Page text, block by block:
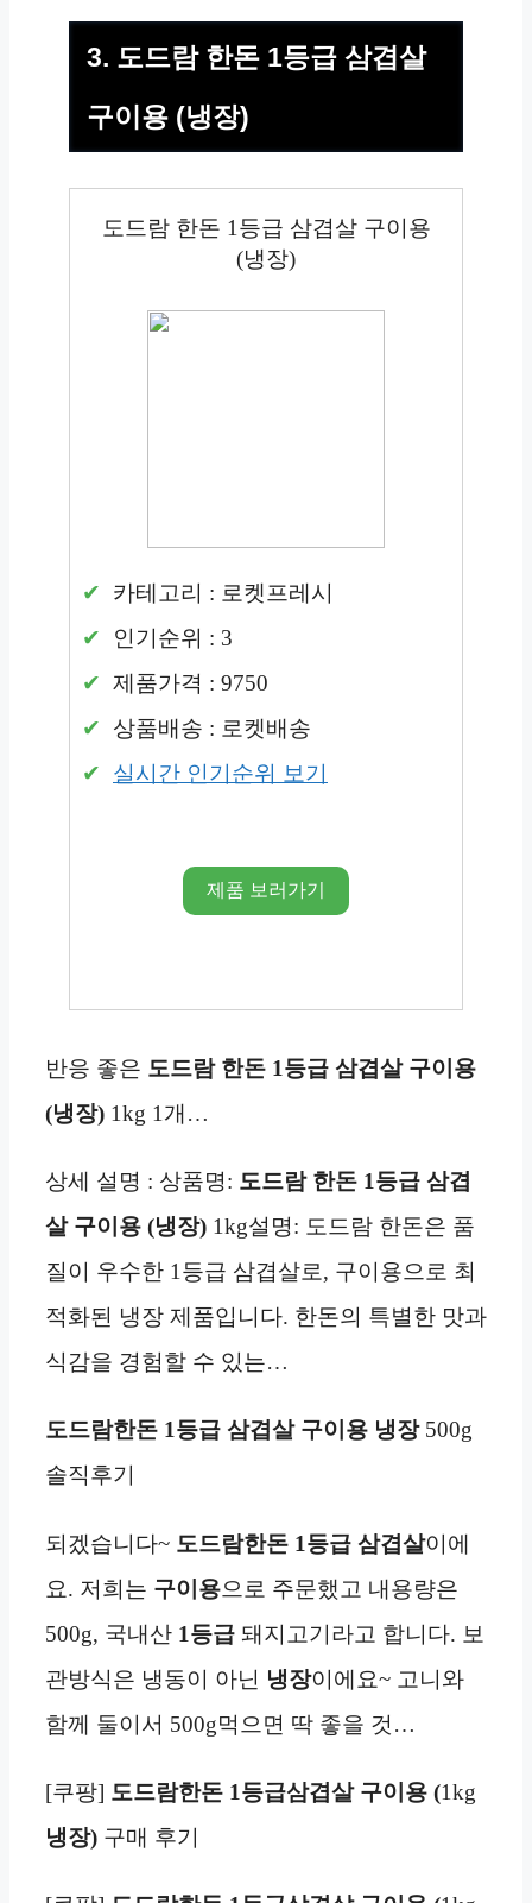
3. 도드람 한돈 1등급 삼겹살
구이용 (냉장)
도드람 한돈 1등급 삼겹살 구이용
(냉장)
카테고리 : 로켓프레시
인기순위 : 3
제품가격 : 9750
상품배송 : 로켓배송
실시간 인기순위 보기
제품 보러가기
반응 좋은 도드람 한돈 1등급 삼겹살 구이용
(냉장) 1kg 1개…
상세 설명 : 상품명: 도드람 한돈 1등급 삼겹
살 구이용 (냉장) 1kg설명: 도드람 한돈은 품
질이 우수한 1등급 삼겹살로, 구이용으로 최
적화된 냉장 제품입니다. 한돈의 특별한 맛과
식감을 경험할 수 있는…
도드람한돈 1등급 삼겹살 구이용 냉장500g
솔직후기
되겠습니다~ 도드람한돈 1등급 삼겹살이에
요. 저희는 구이용으로 주문했고 내용량은
500g, 국내산 1등급 돼지고기라고 합니다. 보
관방식은 냉동이 아닌 냉장이에요~ 고니와
함께 둘이서 500g먹으면 딱 좋을 것…
[쿠팡] 도드람한돈 1등급삼겹살 구이용 (1kg
냉장) 구매 후기